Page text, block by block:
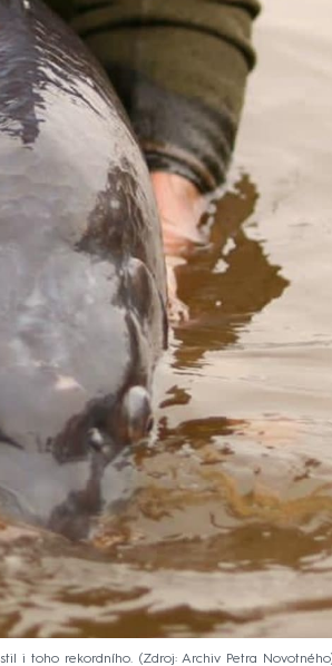
i toho rekordního. Zdroj: Archiv Petra Novotného